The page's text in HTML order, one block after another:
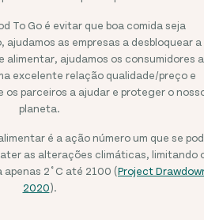
To Go é evitar que boa comida seja
ajudamos as empresas a desbloquear a
ajudamos os consumidores a
excelente relação qualidade/preço e
os parceiros a ajudar e proteger o
planeta.
é a ação número um que se
as alterações climáticas, limitando
2˚C até 2100 (Project
2020).